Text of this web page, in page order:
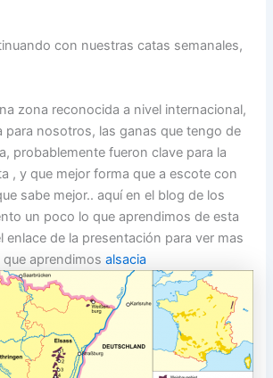
con nuestras catas semanales,
zona reconocida a nivel internacional,
para nosotros, las ganas que tengo de
probablemente fueron clave para la
, y que mejor forma que a escote con
sabe mejor.. aquí en el blog de los
un poco lo que aprendimos de esta
enlace de la presentación para ver mas
que aprendimosalsacia